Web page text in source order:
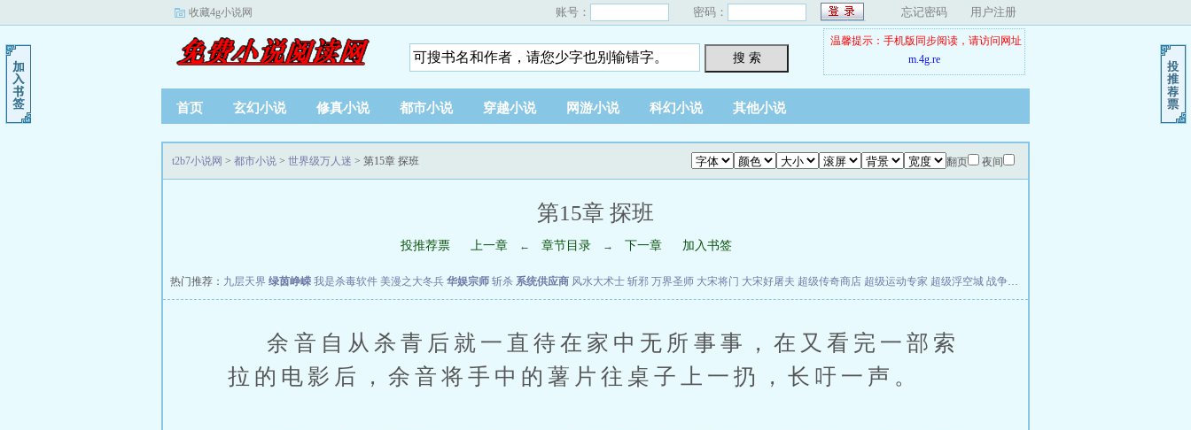
收藏4g小说网 账号： 密码： 忘记密码 用户注册
搜 索
温馨提示：手机版同步阅读，请访问网址
m.4g.re
首页 玄幻小说 修真小说 都市小说 穿越小说 网游小说 科幻小说 其他小说
翻页 夜间
t2b7小说网 > 都市小说 > 世界级万人迷 > 第15章 探班
第15章 探班
投推荐票 上一章 ← 章节目录 → 下一章 加入书签
热门推荐： 九层天界 绿茵峥嵘 我是杀毒软件 美漫之大冬兵 华娱宗师 斩杀 系统供应商 风水大术士 斩邪 万界圣师 大宋将门 大宋好屠夫 超级传奇商店 超级运动专家 超级浮空城 战争天堂
余音自从杀青后就一直待在家中无所事事，在又看完一部索
拉的电影后，余音将手中的薯片往桌子上一扔，长吁一声。